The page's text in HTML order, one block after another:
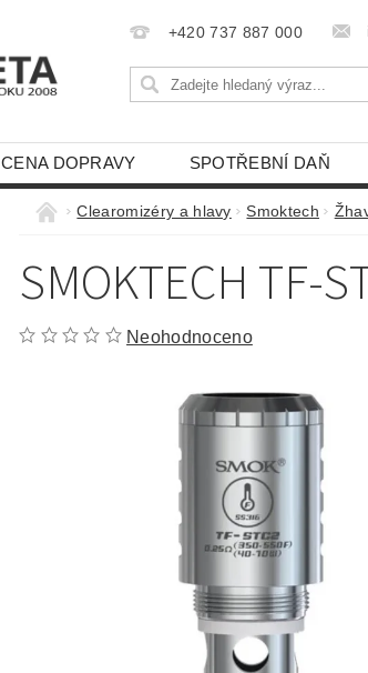
+420 737 887 000
CENA DOPRAVY SPOTŘEBNÍ DAŇ
Clearomizéry a hlavy Smoktech
SMOKTECH TF-
Neohodnoceno